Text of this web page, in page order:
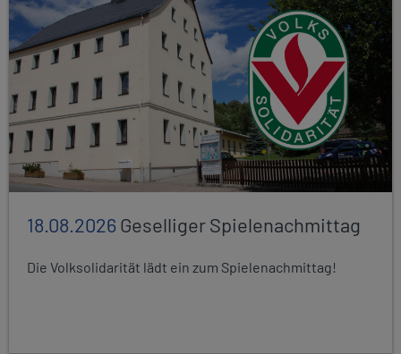
18.08.2026Geselliger Spielenachmittag
Die Volksolidarität lädt ein zum Spielenachmittag!